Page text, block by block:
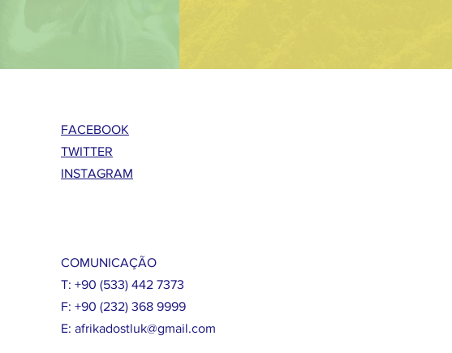
FACEBOOK
TWITTER
INSTAGRAM
COMUNICAÇÃO
T: +90 (533) 442 7373
F: +90 (232) 368 9999
E: afrikadostluk@gmail.com